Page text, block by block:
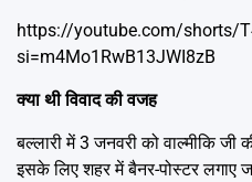
https://youtube.com/shorts/
si=m4Mo1RwB13JWI8zB
क्या थी विवाद की वजह
बल्लारी में 3 जनवरी को वाल्मीकि जी
इसके लिए शहर में बैनर-पोस्टर लगाए